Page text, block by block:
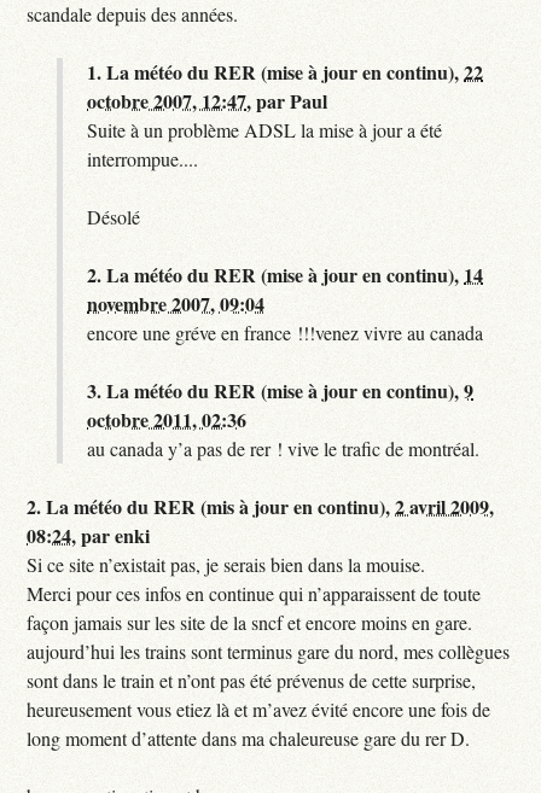
scandale depuis des années.
1.La météo du RER (mise à jour en continu),22
octobre 2007, 12:47,parPaul
Suite à un problème ADSL la mise à jour a été
interrompue....
Désolé
2.La météo du RER (mise à jour en continu), 14
novembre 2007, 09:04
encore une gréve en france !!!venez vivre au canada
3.La météo du RER (mise à jour en continu),9
octobre 2011, 02:36
au canada y’a pas de rer ! vive le trafic de montréal.
2.La météo du RER (mis à jour en continu),2 avril 2009,
08:24,parenki
Si ce site n’existait pas, je serais bien dans la mouise.
Merci pour ces infos en continue qui n’apparaissent de toute
façon jamais sur les site de la sncf et encore moins en gare.
aujourd’hui les trains sont terminus gare du nord, mes collègues
sont dans le train et n’ont pas été prévenus de cette surprise,
heureusement vous etiez là et m’avez évité encore une fois de
long moment d’attente dans ma chaleureuse gare du rer D.